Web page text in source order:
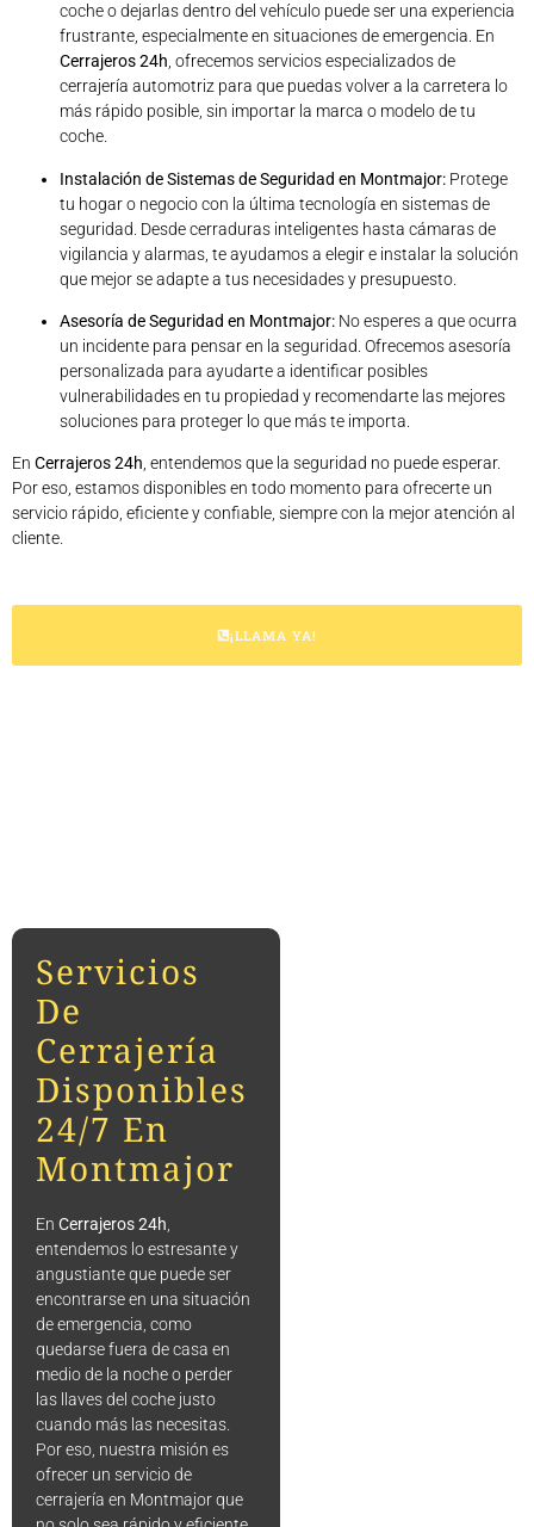
coche o dejarlas dentro del vehículo puede ser una experiencia
frustrante, especialmente en situaciones de emergencia. En
Cerrajeros 24h , ofrecemos servicios especializados de
cerrajería automotriz para que puedas volver a la carretera lo
más rápido posible, sin importar la marca o modelo de tu
coche.
Instalación de Sistemas de Seguridad en Montmajor: Protege
tu hogar o negocio con la última tecnología en sistemas de
seguridad. Desde cerraduras inteligentes hasta cámaras de
vigilancia y alarmas, te ayudamos a elegir e instalar la solución
que mejor se adapte a tus necesidades y presupuesto.
Asesoría de Seguridad en Montmajor: No esperes a que ocurra
un incidente para pensar en la seguridad. Ofrecemos asesoría
personalizada para ayudarte a identificar posibles
vulnerabilidades en tu propiedad y recomendarte las mejores
soluciones para proteger lo que más te importa.
En Cerrajeros 24h, entendemos que la seguridad no puede esperar.
Por eso, estamos disponibles en todo momento para ofrecerte un
servicio rápido, eficiente y confiable, siempre con la mejor atención al
cliente.
¡LLAMA YA!
Servicios
De
Cerrajería
Disponibles
24/7 En
Montmajor
En Cerrajeros 24h
entendemos lo estresante y
angustiante que puede ser
encontrarse en una situación
de emergencia, como
quedarse fuera de casa en
medio de la noche o perder
las llaves del coche justo
cuando más las necesitas.
Por eso, nuestra misión es
ofrecer un servicio de
cerrajería en Montmajor que